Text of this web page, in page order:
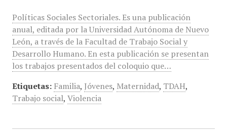
Políticas Sociales Sectoriales. Es una publicación
anual, editada por la Universidad Autónoma de Nuevo
León, a través de la Facultad de Trabajo Social y
Desarrollo Humano. En esta publicación se presentan
los trabajos presentados del coloquio que…
Etiquetas: Familia, Jóvenes, Maternidad, TDAH,
Trabajo social, Violencia